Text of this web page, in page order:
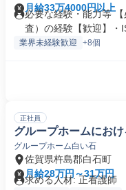
月給33万4000円以上
必要な経験・能力等
査）の経験【歓迎】・
業界未経験歓迎 +8個
正社員
グループホームにお
グループホーム白い石
佐賀県杵島郡白石町
月給28万円～31万円
求める人材: 正看護師